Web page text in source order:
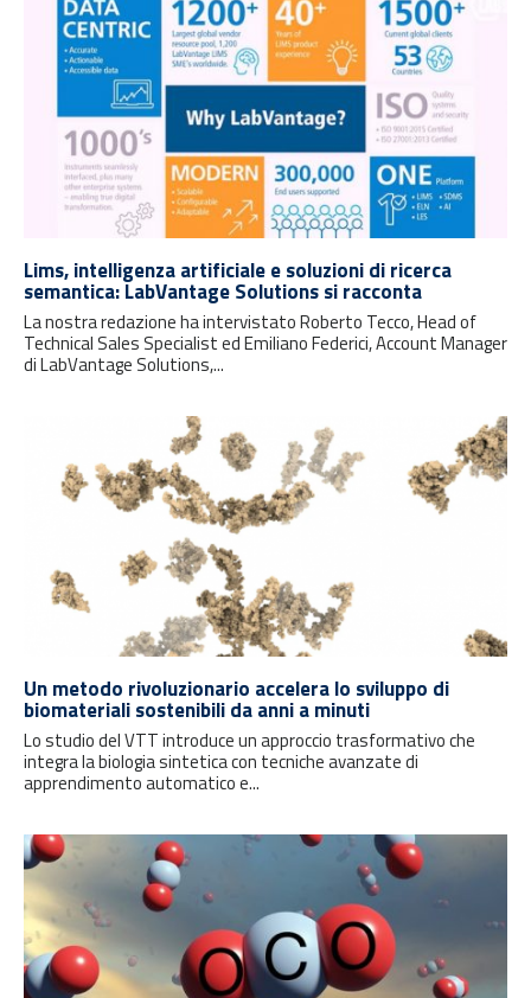
Lims, intelligenza artificiale e soluzioni di ricerca
semantica: LabVantage Solutions si racconta
La nostra redazione ha intervistato Roberto Tecco, Head of
Technical Sales Specialist ed Emiliano Federici, Account Manager
di LabVantage Solutions,...
Un metodo rivoluzionario accelera lo sviluppo di
biomateriali sostenibili da anni a minuti
Lo studio del VTT introduce un approccio trasformativo che
integra la biologia sintetica con tecniche avanzate di
apprendimento automatico e...